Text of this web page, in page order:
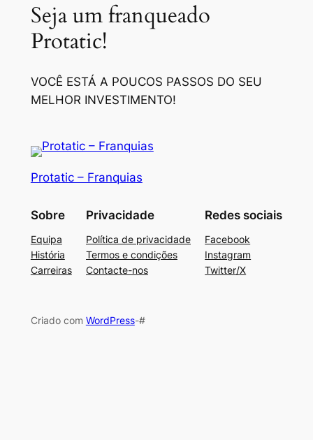
Seja um franqueado
Protatic!
VOCÊ ESTÁ A POUCOS PASSOS DO SEU
MELHOR INVESTIMENTO!
Protatic – Franquias
Sobre
Equipa
História
Carreiras
Privacidade
Política de privacidade
Termos e condições
Contacte-nos
Redes sociais
Facebook
Instagram
Twitter/X
Criado com WordPress-#